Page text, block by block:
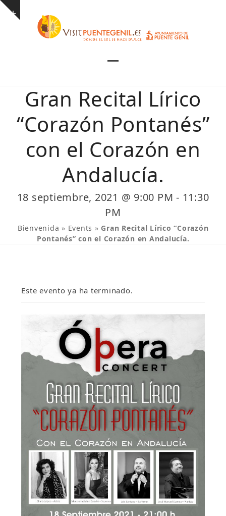
Skip
Show
mobile
menu
mobile
menu
Gran Recital Lírico
“Corazón Pontanés”
con el Corazón en
Andalucía.
18 septiembre, 2021 @ 9:00 PM - 11:30
PM
Bienvenida » Events » Gran Recital Lírico “Corazón
Pontanés” con el Corazón en Andalucía.
Este evento ya ha terminado.